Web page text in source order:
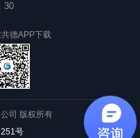
30
德APP下载
司 版权所有
号